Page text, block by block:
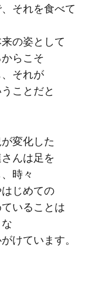
それを​食べて​
の​姿と​して​
ら​こそ​
それが​
ことだと​
変化した​
んは​足を​
時々​
じめての​
いる​ことは​
けています。